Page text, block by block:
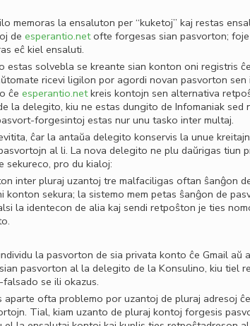
memoras la ensaluton per “kuketoj” kaj restas
de esperantio.netofte forgesas sian pasvorton;
eĉ kiel ensaluti.
estas solvebla se kreante sian konton oni registris
ricevi ligilon por agordi novan pasvorton sen
ĉe esperantio.netkreis kontojn sen alternativa
la delegito, kiu ne estas dungito de Infomaniak sed
forgesintoj estas nur unu tasko inter multaj.
ĉar la antaŭa delegito konservis la unue
al li. La nova delegito ne plu daŭrigas tiun
sekureco, pro du kialoj:
inter pluraj uzantoj tre malfaciligas oftan ŝanĝon
konton sekura; la sistemo mem petas ŝanĝon de
la identecon de alia kaj sendi retpoŝton je ties
la pasvorton de sia privata konto ĉe Gmail aŭ
pasvorton al la delegito de la Konsulino, kiu tiel
se ili okazus.
ofta problemo por uzantoj de pluraj adresoj ĉe
Tial, kiam uzanto de pluraj kontoj forgesis